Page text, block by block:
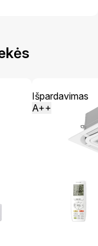
Išpardavimas
A++